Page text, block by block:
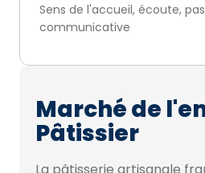
Sens de l'accueil, écoute,
communicative
Marché de
Pâtissier